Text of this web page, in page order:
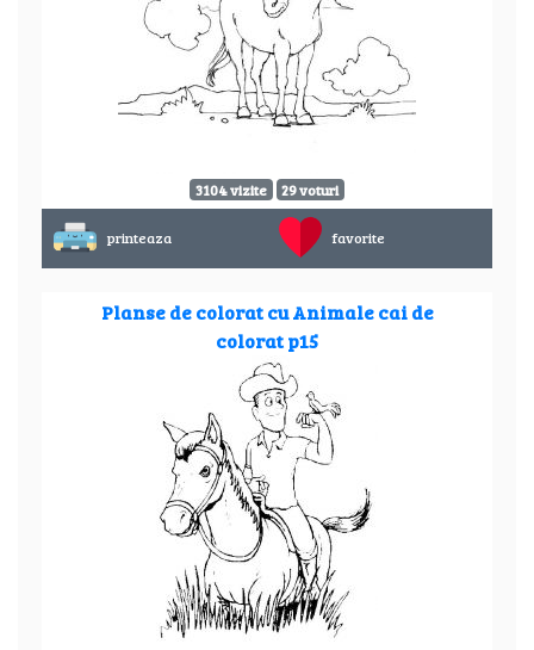
3104 vizite 29 voturi
printeaza favorite
Planse de colorat cu Animale cai de
colorat p15